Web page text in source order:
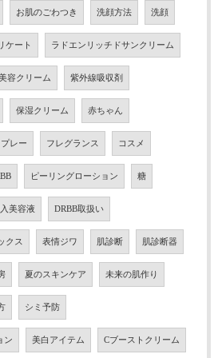
お肌のごわつき 洗顔方法 洗顔
ケート ラドエンリッチドサンクリーム
容クリーム 紫外線吸収剤
保湿クリーム 赤ちゃん
レー フレグランス コスメ
ピーリングローション 糖
美容液 DRBB取扱い
クス 表情ジワ 肌診断 肌診断器
夏のスキンケア 未来の肌作り
シミ予防
ン 美白アイテム Cブーストクリーム